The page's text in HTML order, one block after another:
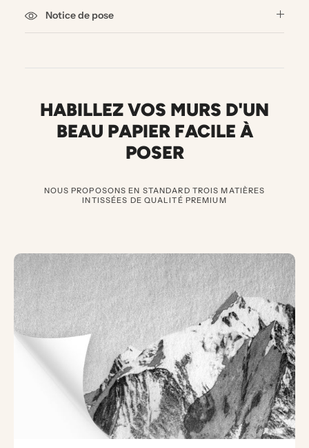
Notice de pose
HABILLEZ VOS MURS D'UN
BEAU PAPIER FACILE À
POSER
NOUS PROPOSONS EN STANDARD TROIS MATIÈRES
INTISSÉES DE QUALITÉ PREMIUM
3
P
A
P
I